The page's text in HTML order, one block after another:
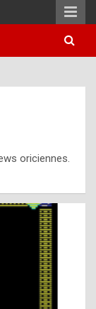
oriciennes.